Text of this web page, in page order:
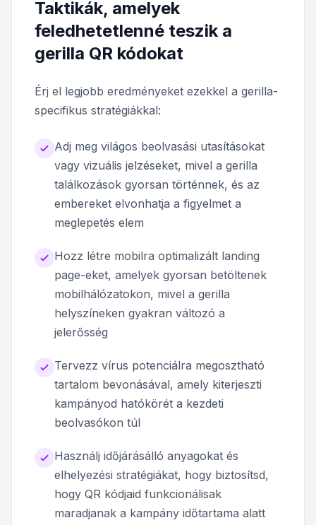
Taktikák, amelyek
feledhetetlenné teszik a
gerilla QR kódokat
Érj el legjobb eredményeket ezekkel a gerilla-
specifikus stratégiákkal:
Adj meg világos beolvasási utasításokat
vagy vizuális jelzéseket, mivel a gerilla
találkozások gyorsan történnek, és az
embereket elvonhatja a figyelmet a
meglepetés elem
Hozz létre mobilra optimalizált landing
page-eket, amelyek gyorsan betöltenek
mobilhálózatokon, mivel a gerilla
helyszíneken gyakran változó a
jelerősség
Tervezz vírus potenciálra megosztható
tartalom bevonásával, amely kiterjeszti
kampányod hatókörét a kezdeti
beolvasókon túl
Használj időjárásálló anyagokat és
elhelyezési stratégiákat, hogy biztosítsd,
hogy QR kódjaid funkcionálisak
maradjanak a kampány időtartama alatt